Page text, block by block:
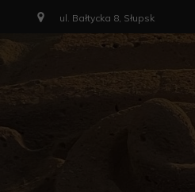
ul. Bałtycka 8, Słupsk